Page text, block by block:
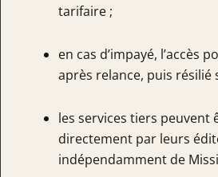
tarifaire ;
en cas d’impayé, l’accès
après relance, puis résilié
les services tiers peuvent
directement par leurs
indépendamment de